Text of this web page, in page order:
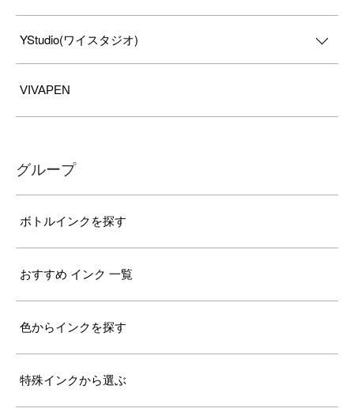
YStudio(ワイスタジオ)
VIVAPEN
グループ
ボトルインクを探す
おすすめ インク 一覧
色からインクを探す
特殊インクから選ぶ